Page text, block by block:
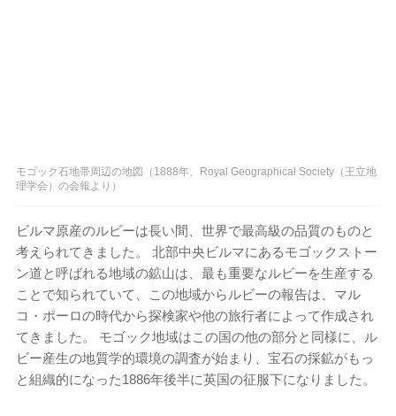
モゴック石地帯周辺の地図（1888年、Royal Geographical Society（王立地
理学会）の会報より）
ビルマ原産のルビーは長い間、世界で最高級の品質のものと
考えられてきました。 北部中央ビルマにあるモゴックストー
ン道と呼ばれる地域の鉱山は、最も重要なルビーを生産する
ことで知られていて、この地域からルビーの報告は、マル
コ・ポーロの時代から探検家や他の旅行者によって作成され
てきました。 モゴック地域はこの国の他の部分と同様に、ル
ビー産生の地質学的環境の調査が始まり、宝石の採鉱がもっ
と組織的になった1886年後半に英国の征服下になりました。